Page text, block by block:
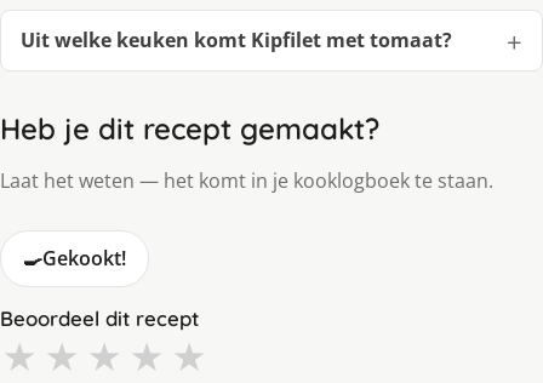
Uit welke keuken komt Kipfilet met tomaat?
Heb je dit recept gemaakt?
Laat het weten — het komt in je kooklogboek te staan.
🍳Gekookt!
Beoordeel dit recept
★ ★ ★ ★ ★